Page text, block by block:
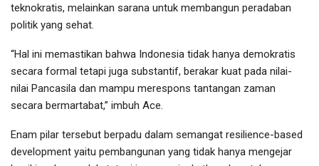
teknokratis, melainkan sarana untuk membangun peradaban
politik yang sehat.
“Hal ini memastikan bahwa Indonesia tidak hanya demokratis
secara formal tetapi juga substantif, berakar kuat pada nilai-
nilai Pancasila dan mampu merespons tantangan zaman
secara bermartabat,” imbuh Ace.
Enam pilar tersebut berpadu dalam semangat resilience-based
development yaitu pembangunan yang tidak hanya mengejar